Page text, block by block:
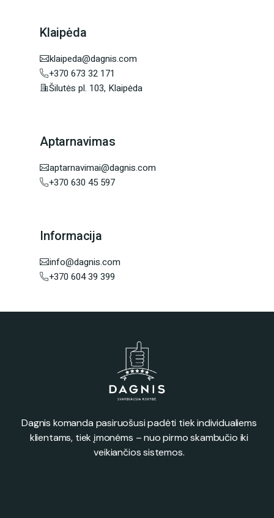
Klaipėda
klaipeda@dagnis.com
+370 673 32 171
Šilutės pl. 103, Klaipėda
Aptarnavimas
aptarnavimai@dagnis.com
+370 630 45 597
Informacija
info@dagnis.com
+370 604 39 399
Dagnis komanda pasiruošusi padėti tiek individualiems
klientams, tiek įmonėms – nuo pirmo skambučio iki
veikiančios sistemos.